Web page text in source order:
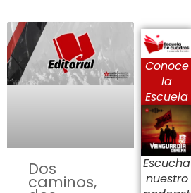
Dos
caminos,
Conoce
la
Escuela
Escucha
nuestro